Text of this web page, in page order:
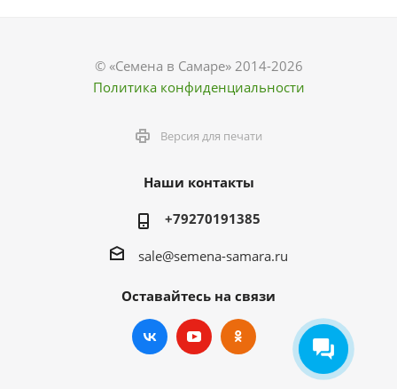
© «Семена в Самаре» 2014-2026
Политика конфиденциальности
Версия для печати
Наши контакты
+79270191385
sale@semena-samara.ru
Оставайтесь на связи